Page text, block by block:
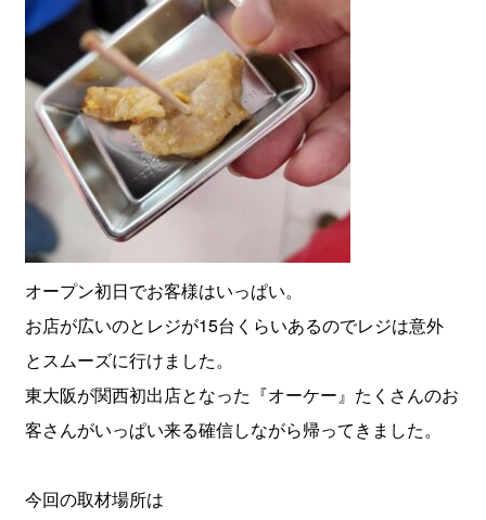
オープン初日でお客様はいっぱい。
お店が広いのとレジが15台くらいあるのでレジは意外
とスムーズに行けました。
東大阪が関西初出店となった『オーケー』たくさんのお
客さんがいっぱい来る確信しながら帰ってきました。
今回の取材場所は